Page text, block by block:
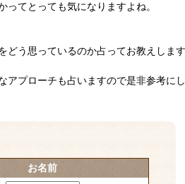
てとっても気になりますよね。
う思っているのか占ってお教えします
アプローチも占いますので是非参考に
お名前